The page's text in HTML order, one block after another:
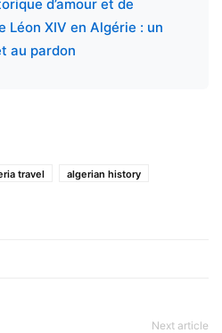
d’amour et de
Léon XIV en Algérie : un
au pardon
travel
algerian history
Next article